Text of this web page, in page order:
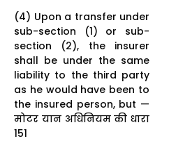
(4) Upon a transfer under
sub-section (1) or sub-
section (2), the insurer
shall be under the same
liability to the third party
as he would have been to
the insured person, but —
मोटर यान अधिनियम की धारा
151